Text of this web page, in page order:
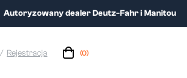
Autoryzowany dealer Deutz-Fahr i Manitou
Rejestracja (0)